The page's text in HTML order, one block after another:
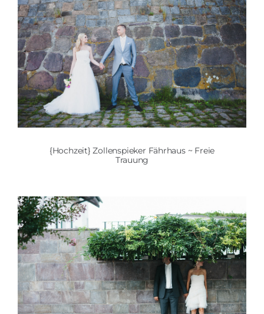
{Hochzeit} Zollenspieker Fährhaus ~ Freie
Trauung